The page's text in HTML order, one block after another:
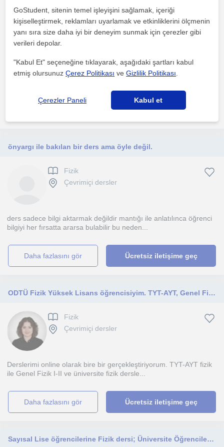
Çevrimiçi dersler
anlatmak günlük olaylarla açıklamak ve ardından formül...
Ücretsiz iletişime geç
önyargı ile bakılan bir ders ama öyle değil.
Fizik
Çevrimiçi dersler
ders sadece bilgi aktarmak değildir mantığı ile anlatılınca öğrenci
bilgiyi her fırsatta ararsa bulabilir bu neden...
daha fazlasını gör Ücretsiz iletişime geç
ODTÜ Fizik Yüksek Lisans öğrencisiyim. TYT-AYT, Genel Fizik I-II ve üniversite fizik dersleri veriyorum.
Fizik
Çevrimiçi dersler
Derslerimi online olarak bire bir gerçekleştiriyorum. TYT-AYT fizik
ile Genel Fizik I-II ve üniversite fizik dersle...
daha fazlasını gör Ücretsiz iletişime geç
Sayısal Lise öğrencilerine Fizik dersi; Üniversite Öğrencilerine ise Calculus ve Temel Fizik dersleri verebilirim.
GoStudent, sitenin temel işleyişini sağlamak, içeriği
kişiselleştirmek, reklamları uyarlamak ve etkinliklerini ölçmenin
yanı sıra size daha iyi bir deneyim sunmak için çerezler gibi
verileri depolar.
"Kabul Et" seçeneğine tıklayarak, aşağıdaki şartları kabul
etmiş olursunuzÇerez Politikası veGizlilik Politikası
Çerezler Paneli Kabul et